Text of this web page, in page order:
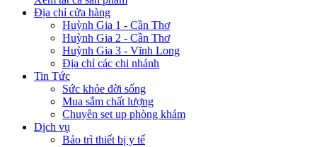
Địa chỉ cửa hàng
Huỳnh Gia 1 - Cần Thơ
Huỳnh Gia 2 - Cần Thơ
Huỳnh Gia 3 - Vĩnh Long
Địa chỉ các chi nhánh
Tin Tức
Sức khỏe đời sống
Mua sắm chất lượng
Chuyên set up phòng khám
Dịch vụ
Bảo trì thiết bị y tế